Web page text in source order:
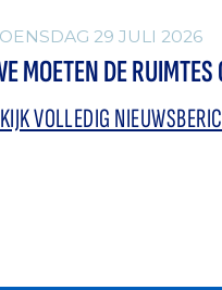
29 JULI 2026
MOETEN DE
VOLLEDIG